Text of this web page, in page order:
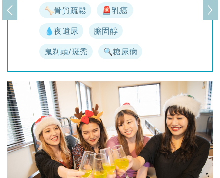
🦴骨質疏鬆 🚨乳癌
💧夜遺尿 膽固醇
鬼剃頭/斑禿 🔍糖尿病
上一頁 下